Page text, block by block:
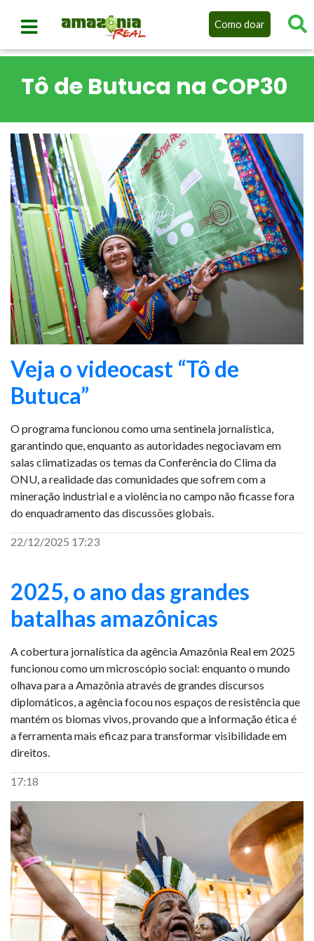
Como doar
Tô de Butuca na COP30
Veja o videocast “Tô de
Butuca”
O programa funcionou como uma sentinela jornalística,
garantindo que, enquanto as autoridades negociavam em
salas climatizadas os temas da Conferência do Clima da
ONU, a realidade das comunidades que sofrem com a
mineração industrial e a violência no campo não ficasse fora
do enquadramento das discussões globais.
22/12/2025 17:23
2025, o ano das grandes
batalhas amazônicas
A cobertura jornalística da agência Amazônia Real em 2025
funcionou como um microscópio social: enquanto o mundo
olhava para a Amazônia através de grandes discursos
diplomáticos, a agência focou nos espaços de resistência que
mantém os biomas vivos, provando que a informação ética é
a ferramenta mais eficaz para transformar visibilidade em
direitos.
17:18